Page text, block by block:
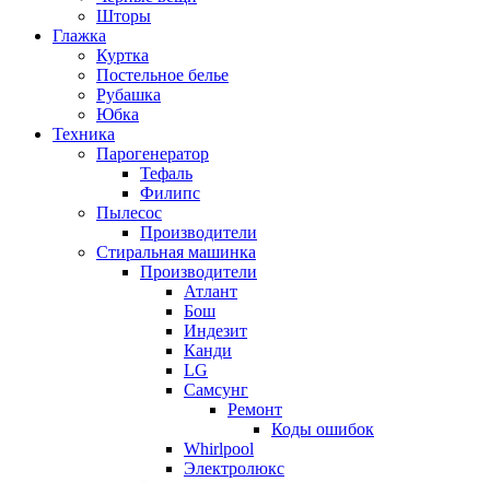
Шторы
Глажка
Куртка
Постельное белье
Рубашка
Юбка
Техника
Парогенератор
Тефаль
Филипс
Пылесос
Производители
Стиральная машинка
Производители
Атлант
Бош
Индезит
Канди
LG
Самсунг
Ремонт
Коды ошибок
Whirlpool
Электролюкс